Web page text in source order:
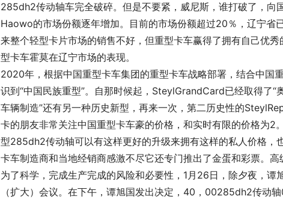
285dh2传动轴车完全破碎。但是不要紧，威尼斯，谁打破了，向
Haowo的市场份额逐年增加。目前的市场份额超过20％，辽宁
来整个轻型卡片市场的销售不好，但重型卡车赢得了拥有自己优
型卡车霍莫在辽宁市场的表现。
2020年，根据中国重型卡车集团的重型卡车战略部署，结合中国
识到“中国民族重型”。自那时候起，SteylGrandCard已经取得了
车辆制造”还有另一种历史新型，再来一次，第二历史性的
卡的朋友非常关注中国重型卡车豪的价格，和实时有限的价格为
型285dh2传动轴可以有这样更好的升级来拥有这样的私人价格，
卡车制造商和当地经销商感激不尽它还专门推出了金蛋和彩票。高
为了科学，完成生产完成的风险和必要性，1月26日，除夕夜，
（扩大）会议。在下午，谭旭国发出决定，40，00285dh2传动